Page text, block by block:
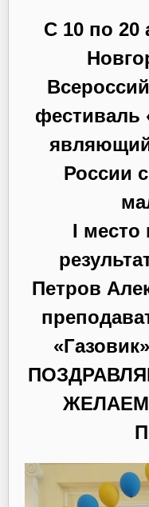
С 10 по 20
фестиваль
России
I место
Петров